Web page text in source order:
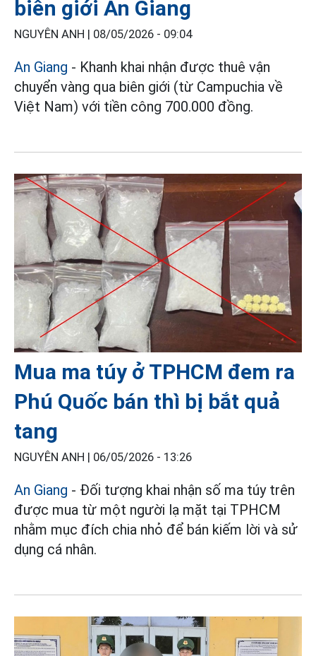
biên giới An Giang
NGUYÊN ANH | 08/05/2026 - 09:04
An Giang - Khanh khai nhận được thuê vận
chuyển vàng qua biên giới (từ Campuchia về
Việt Nam) với tiền công 700.000 đồng.
Mua ma túy ở TPHCM đem ra
Phú Quốc bán thì bị bắt quả
tang
NGUYÊN ANH | 06/05/2026 - 13:26
An Giang - Đối tượng khai nhận số ma túy trên
được mua từ một người lạ mặt tại TPHCM
nhằm mục đích chia nhỏ để bán kiếm lời và sử
dụng cá nhân.